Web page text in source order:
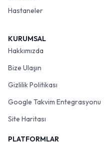
Hastaneler
KURUMSAL
Hakkımızda
Bize Ulaşın
Gizlilik Politikası
Google Takvim Entegrasyonu
Site Haritası
PLATFORMLAR